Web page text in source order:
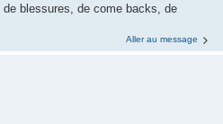
blessures, de come backs, de
Aller au message